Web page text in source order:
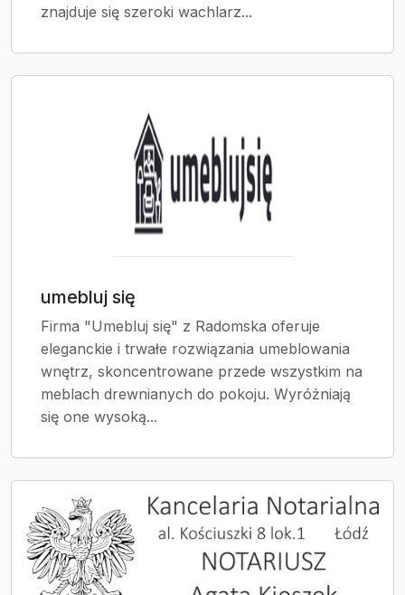
znajduje się szeroki wachlarz...
umebluj się
Firma "Umebluj się" z Radomska oferuje
eleganckie i trwałe rozwiązania umeblowania
wnętrz, skoncentrowane przede wszystkim na
meblach drewnianych do pokoju. Wyróżniają
się one wysoką...